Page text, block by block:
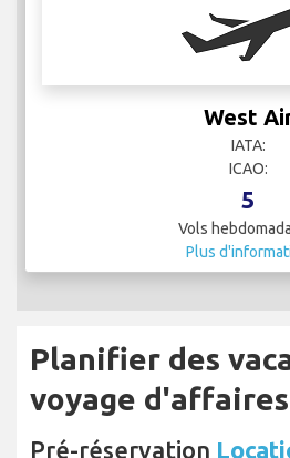
West
IATA:
ICAO:
5
Vols
Plus
Planifier des
voyage d'affaires
Pré-réservation